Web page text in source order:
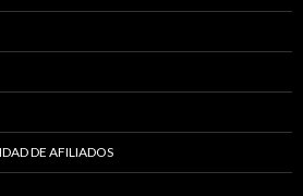
DE AFILIADOS